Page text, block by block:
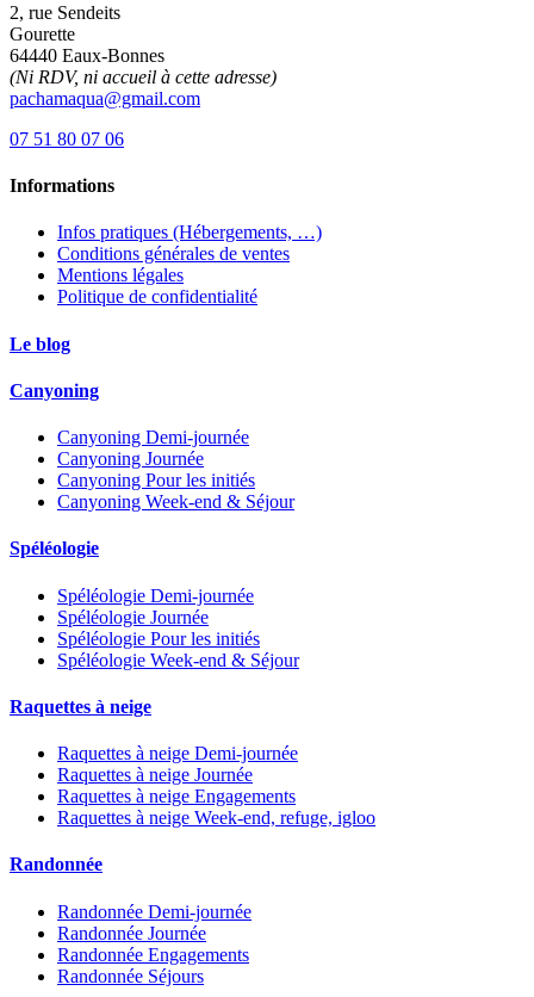
2, rue Sendeits
Gourette
64440 Eaux-Bonnes
(Ni RDV, ni accueil à cette adresse)
pachamaqua@gmail.com
07 51 80 07 06
Informations
Infos pratiques (Hébergements, …)
Conditions générales de ventes
Mentions légales
Politique de confidentialité
Le blog
Canyoning
Canyoning Demi-journée
Canyoning Journée
Canyoning Pour les initiés
Canyoning Week-end & Séjour
Spéléologie
Spéléologie Demi-journée
Spéléologie Journée
Spéléologie Pour les initiés
Spéléologie Week-end & Séjour
Raquettes à neige
Raquettes à neige Demi-journée
Raquettes à neige Journée
Raquettes à neige Engagements
Raquettes à neige Week-end, refuge, igloo
Randonnée
Randonnée Demi-journée
Randonnée Journée
Randonnée Engagements
Randonnée Séjours